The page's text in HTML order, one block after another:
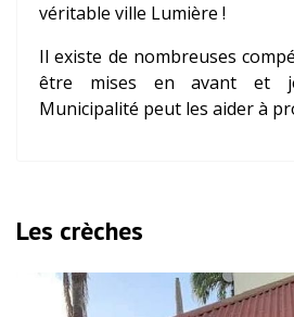
véritable ville Lumière !
Il existe de nombreuses
être mises en avant et
Municipalité peut les aider à
Les crèches